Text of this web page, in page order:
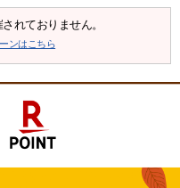
れておりません。
ンはこちら